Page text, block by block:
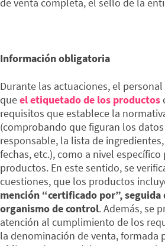
de venta completa, el sello de la
Información obligatoria
Durante las actuaciones, el
queel etiquetado de los productos
requisitos que establece la
(comprobando que figuran los
responsable, la lista de
fechas, etc.), como a nivel
productos. En este sentido, se
cuestiones, que los productos
mención “certificado por”,
organismo de control. Además, se
atención al cumplimiento de los
la denominación de venta, formada